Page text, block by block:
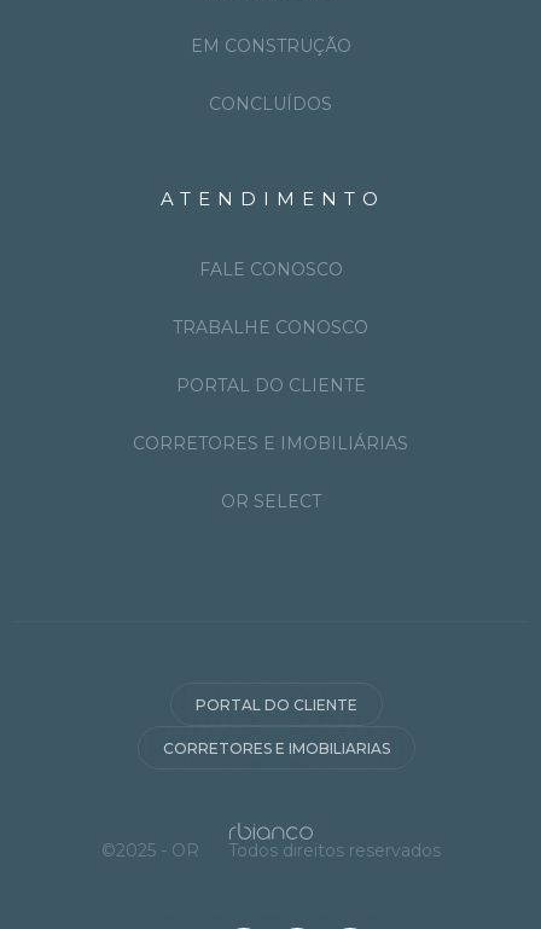
EM CONSTRUÇÃO
CONCLUÍDOS
ATENDIMENTO
FALE CONOSCO
TRABALHE CONOSCO
PORTAL DO CLIENTE
CORRETORES E IMOBILIÁRIAS
OR SELECT
©2025 - OR Todos direitos reservados
PORTAL DO CLIENTE
CORRETORES E IMOBILIARIAS